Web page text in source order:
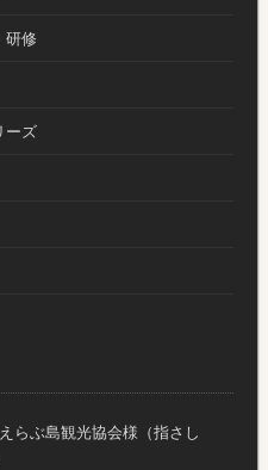
研修
ーズ
らぶ島観光協会様（指さし